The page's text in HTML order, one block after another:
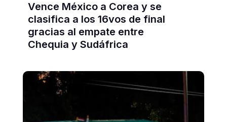
Vence México a Corea y se
clasifica a los 16vos de final
gracias al empate entre
Chequia y Sudáfrica